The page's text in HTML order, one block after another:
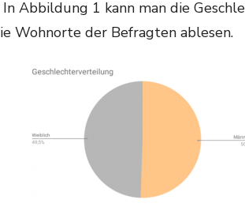
Abbildung 1 kann man die
Wohnorte der Befragten ablesen.